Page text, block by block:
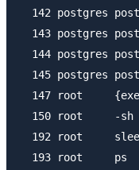
142 postgres
143 postgres
144 postgres
145 postgres
147 root
  150 root     -sh
192 root
  193 root     ps